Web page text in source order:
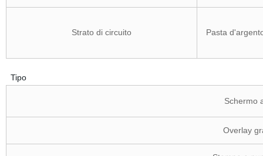
Strato di circuito Pasta
Tipo
Schermo
Overlay